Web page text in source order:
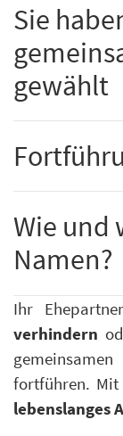
Sie
gewählt
Wie und
Namen?
Ihr
verhindern
fortführen. Mit
lebenslanges